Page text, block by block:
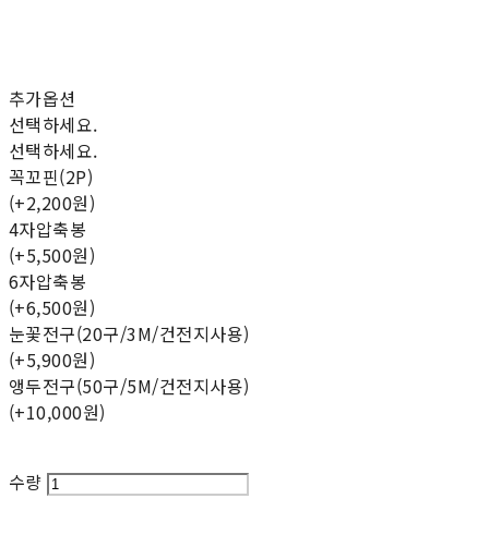
추가옵션
선택하세요.
선택하세요.
꼭꼬핀(2P)
(+2,200원)
4자압축봉
(+5,500원)
6자압축봉
(+6,500원)
눈꽃전구(20구/3M/건전지사용)
(+5,900원)
앵두전구(50구/5M/건전지사용)
(+10,000원)
수량